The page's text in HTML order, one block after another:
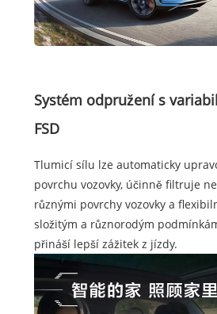
Systém odpružení s
FSD
Tlumicí sílu lze automaticky
povrchu vozovky, účinně filtruje
různými povrchy vozovky a
složitým a různorodým
přináší lepší zážitek z jízdy.